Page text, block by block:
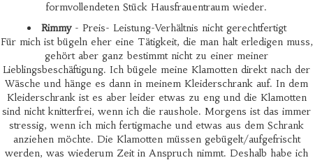
formvollendeten Stück Hausfrauentraum wieder.
Rimmy- Preis- Leistung-Verhältnis nicht gerechtfertigt
Für mich ist bügeln eher eine Tätigkeit, die man halt erledigen muss,
gehört aber ganz bestimmt nicht zu einer meiner
Lieblingsbeschäftigung. Ich bügele meine Klamotten direkt nach der
Wäsche und hänge es dann in meinem Kleiderschrank auf. In dem
Kleiderschrank ist es aber leider etwas zu eng und die Klamotten
sind nicht knitterfrei, wenn ich die raushole. Morgens ist das immer
stressig, wenn ich mich fertigmache und etwas aus dem Schrank
anziehen möchte. Die Klamotten müssen gebügelt/aufgefrischt
werden, was wiederum Zeit in Anspruch nimmt. Deshalb habe ich